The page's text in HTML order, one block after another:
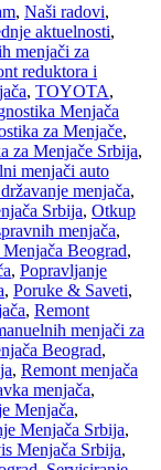
, Naši radovi,
aktuelnosti,
menjači za
reduktora i
, TOYOTA,
Menjača
za Menjače,
za Menjače Srbija,
menjači auto
menjača,
Srbija, Otkup
menjača,
Beograd,
, Popravljanje
, Poruke & Saveti,
, Remont
menjači za
Beograd,
, Remont menjača
menjača,
Menjača,
Menjača Srbija,
Menjača Srbija,